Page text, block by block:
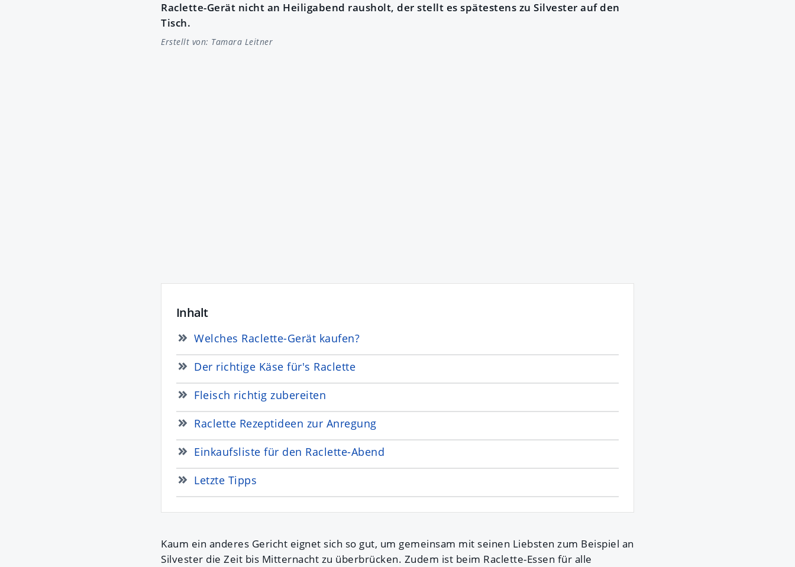
Raclette-Gerät nicht an Heiligabend rausholt, der stellt es spätestens zu Silvester auf den
Tisch.
Erstellt von: Tamara Leitner
Inhalt
Welches Raclette-Gerät kaufen?
Der richtige Käse für's Raclette
Fleisch richtig zubereiten
Raclette Rezeptideen zur Anregung
Einkaufsliste für den Raclette-Abend
Letzte Tipps
Kaum ein anderes Gericht eignet sich so gut, um gemeinsam mit seinen Liebsten zum Beispiel an
Silvester die Zeit bis Mitternacht zu überbrücken. Zudem ist beim Raclette-Essen für alle